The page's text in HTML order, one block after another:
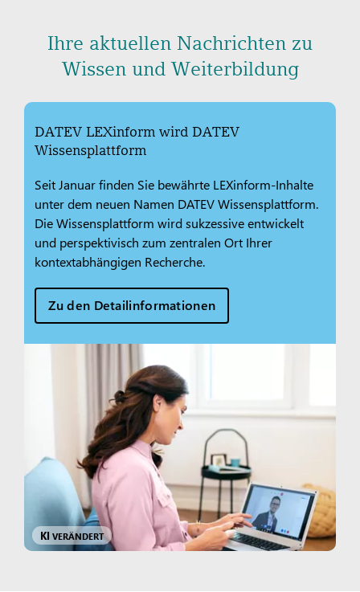
Ihre aktuellen Nachrichten zu
Wissen und Weiterbildung
DATEV LEXinform wird DATEV
Wissensplattform
Seit Januar finden Sie bewährte LEXinform-Inhalte
unter dem neuen Namen DATEV Wissensplattform.
Die Wissensplattform wird sukzessive entwickelt
und perspektivisch zum zentralen Ort Ihrer
kontextabhängigen Recherche.
Zu den Detailinformationen
KI VERÄNDERT